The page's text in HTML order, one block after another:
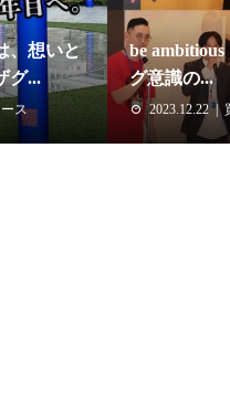
、想いと
グ...
ス
be
グ意識の...
2023.12.22